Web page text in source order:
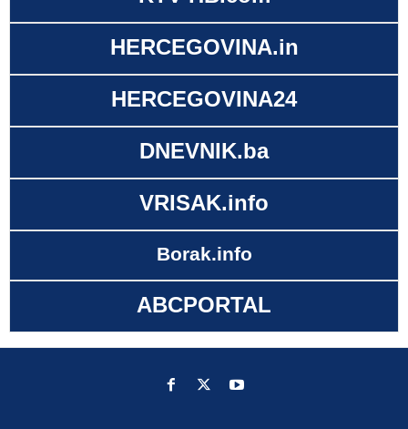
HERCEGOVINA.in
HERCEGOVINA24
DNEVNIK.ba
VRISAK.info
Borak.info
ABCPORTAL